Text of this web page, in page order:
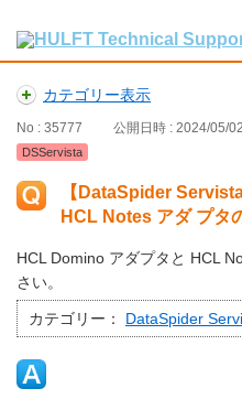
カテゴリー表示
No : 35777 公開日時 : 2024/05/
DSServista
【DataSpider
HCL Notes アダ プタ
HCL Domino アダプタと HCL
さい。
カテゴリー： DataSpider